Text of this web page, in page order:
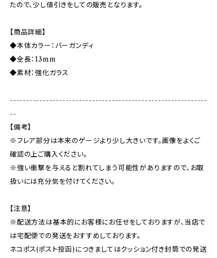
たので、少し値引きをしての販売となります。
【商品詳細】
◆本体カラー：バーガンディ
◆全長：13mm
◆素材：強化ガラス
------------------------------------------------------------
--
【備考】
※フレア部分は本来のゲージより少し大きいです。画像をよくご
確認の上ご購入ください。
※強い衝撃を与えると割れてしまう可能性がありますので、お取
扱いには充分気を付けてください。
【注意】
※配送方法は基本的にお客様にお任せをしておりますが、当店で
は宅配便での発送をおすすめしております。
ネコポス(ポスト投函)につきましてはクッション付き封筒での発送